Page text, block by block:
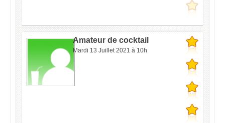
Amateur de cocktail
Mardi 13 Juillet 2021 à 10h